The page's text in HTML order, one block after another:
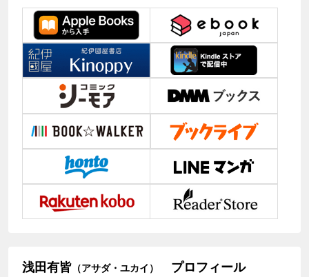
浅田有皆 （アサダ・ユカイ） プロフィール